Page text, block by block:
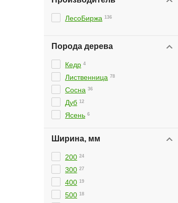
ЛесоБиржа 136
Порода дерева
Кедр 4
Лиственница 78
Сосна 36
Дуб 12
Ясень 6
Ширина, мм
100 12
200 24
300 27
400 19
500 18